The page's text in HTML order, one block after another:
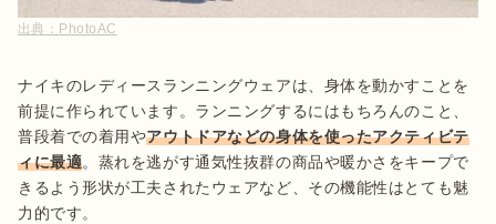
出典： PhotoAC
ナイキのレディースランニングウェアは、身体を動かすことを
前提に作られています。ランニングするにはもちろんのこと、
普段着での着用やアウトドアなどの身体を使ったアクティビテ
ィに最適。蒸れを逃がす通気性抜群の商品や暖かさをキープで
きるよう形状が工夫されたウェアなど、その機能性はとても魅
力的です。